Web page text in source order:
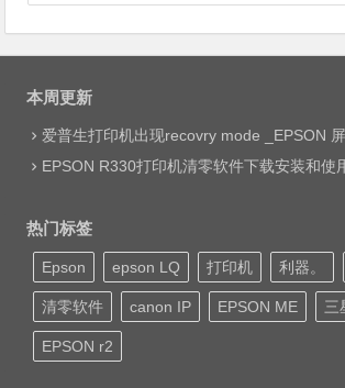
本周更新
爱普生打印机出现recovry mode _EPSON 屏幕显示printer
EPSON R330打印机清零软件下载安装和使
热门标签
Epson epson LQ 打印机 利器。
清零软件 canon IP EPSON ME 三
EPSON r2